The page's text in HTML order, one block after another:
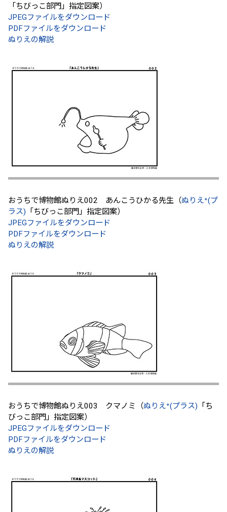
「ちびっこ部門」指定図案）
JPEGファイルをダウンロード
PDFファイルをダウンロード
ぬりえの解説
おうちで博物館ぬりえ002 あんこうひかる先生（ぬりえ⁺(プ
ラス) 「ちびっこ部門」指定図案）
JPEGファイルをダウンロード
PDFファイルをダウンロード
ぬりえの解説
おうちで博物館ぬりえ003 クマノミ（ぬりえ⁺(プラス) 「ち
びっこ部門」指定図案）
JPEGファイルをダウンロード
PDFファイルをダウンロード
ぬりえの解説